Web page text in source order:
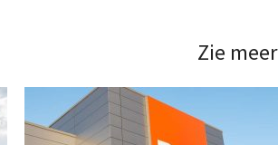
die bestemming voor sommige panden
Zie meer